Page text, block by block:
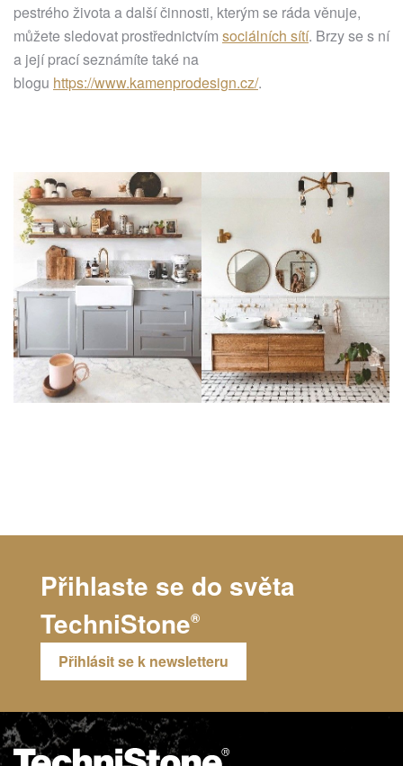
pestrého života a další činnosti, kterým se ráda věnuje,
můžete sledovat prostřednictvím sociálních sítí. Brzy se s ní
a její prací seznámíte také na
blogu https://www.kamenprodesign.cz/.
Přihlaste se do světa
TechniStone®
Přihlásit se k newsletteru